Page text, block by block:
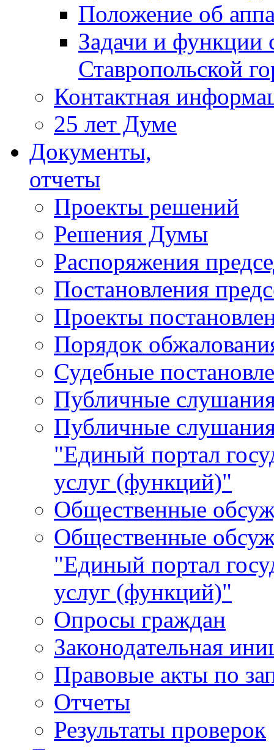
Положение об
Задачи и функции
Ставропольской
Контактная
25 лет Думе
Документы,
отчеты
Проекты решений
Решения Думы
Распоряжения
Постановления
Проекты
Порядок
Судебные
Публичные
Публичные
"Единый портал
услуг (функций)"
Общественные
Общественные
"Единый портал
услуг (функций)"
Опросы граждан
Законодательная
Правовые акты по
Отчеты
Результаты проверок